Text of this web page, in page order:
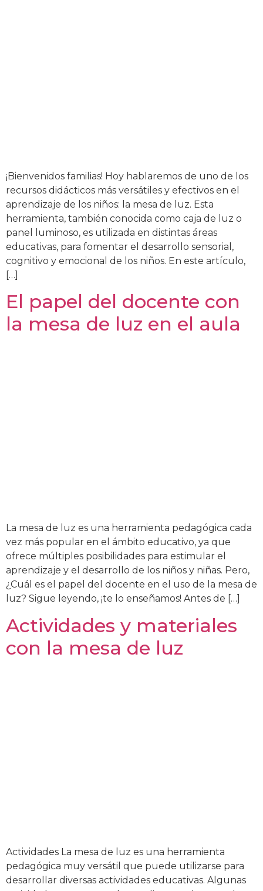
¡Bienvenidos familias! Hoy hablaremos de uno de los
recursos didácticos más versátiles y efectivos en el
aprendizaje de los niños: la mesa de luz. Esta
herramienta, también conocida como caja de luz o
panel luminoso, es utilizada en distintas áreas
educativas, para fomentar el desarrollo sensorial,
cognitivo y emocional de los niños. En este artículo,
[…]
El papel del docente con
la mesa de luz en el aula
La mesa de luz es una herramienta pedagógica cada
vez más popular en el ámbito educativo, ya que
ofrece múltiples posibilidades para estimular el
aprendizaje y el desarrollo de los niños y niñas. Pero,
¿Cuál es el papel del docente en el uso de la mesa de
luz? Sigue leyendo, ¡te lo enseñamos! Antes de […]
Actividades y materiales
con la mesa de luz
Actividades La mesa de luz es una herramienta
pedagógica muy versátil que puede utilizarse para
desarrollar diversas actividades educativas. Algunas